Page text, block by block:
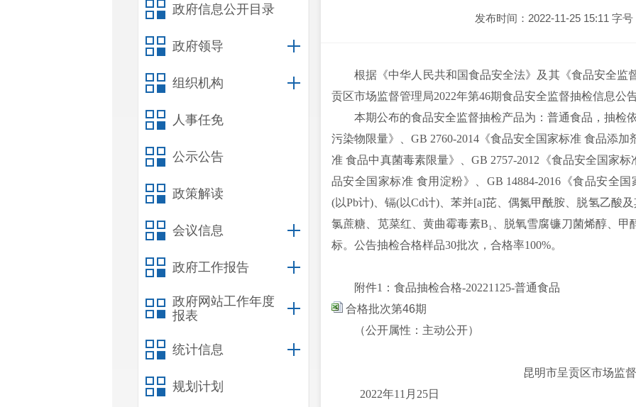
政府信息公开目录
政府领导
组织机构
人事任免
公示公告
政策解读
会议信息
政府工作报告
政府网站工作年度
报表
统计信息
规划计划
发布时间：2022-11-25 15:11 字号
根据《中华人民共和国食品安全法》及其《食品安全监
贡区市场监督管理局2022年第46期食品安全监督抽检信息公
本期公布的食品安全监督抽检产品为：普通食品，抽检
污染物限量》、GB 2760-2014《食品安全国家标准 食品添
准 食品中真菌毒素限量》、GB 2757-2012《食品安全国家
品安全国家标准 食用淀粉》、GB 14884-2016《食品安全
(以Pb计)、镉(以Cd计)、苯并[a]芘、偶氮甲酰胺、脱氢乙酸
氯蔗糖、苋菜红、黄曲霉毒素B₁、脱氧雪腐镰刀菌烯醇、
标。公告抽检合格样品30批次，合格率100%。
附件1：食品抽检合格-20221125-普通食品
合格批次第46期
（公开属性：主动公开）
昆明市呈贡区市
2022年11月25日